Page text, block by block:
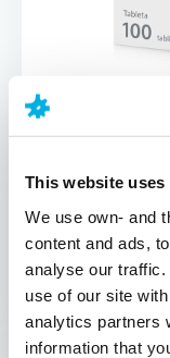
This website uses
We use own- and
content and ads,
analyse our
use of our site
analytics partners
information that
Účinná látka:
Lamotrigine